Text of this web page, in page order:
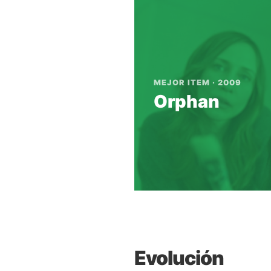
MEJOR ITEM · 2009
Orphan
Evolución